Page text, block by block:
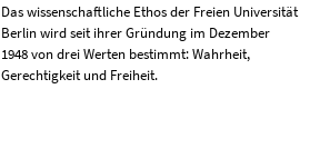
Das wissenschaftliche Ethos der Freien Universität
Berlin wird seit ihrer Gründung im Dezember
1948 von drei Werten bestimmt: Wahrheit,
Gerechtigkeit und Freiheit.